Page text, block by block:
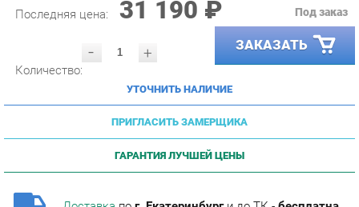
- + ЗАКАЗАТЬ
УТОЧНИТЬ НАЛИЧИЕ
ПРИГЛАСИТЬ ЗАМЕРЩИКА
ГАРАНТИЯ ЛУЧШЕЙ ЦЕНЫ
Доставкапог. Екатеринбурги до ТК -бесплатна.